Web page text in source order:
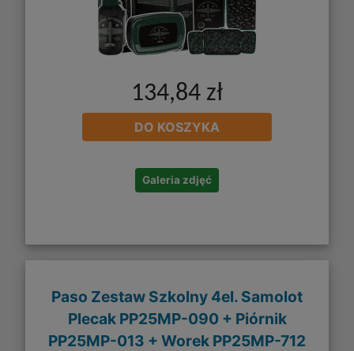
134,84 zł
DO KOSZYKA
Galeria zdjęć
Paso Zestaw Szkolny 4el. Samolot
Plecak PP25MP-090 + Piórnik
PP25MP-013 + Worek PP25MP-712